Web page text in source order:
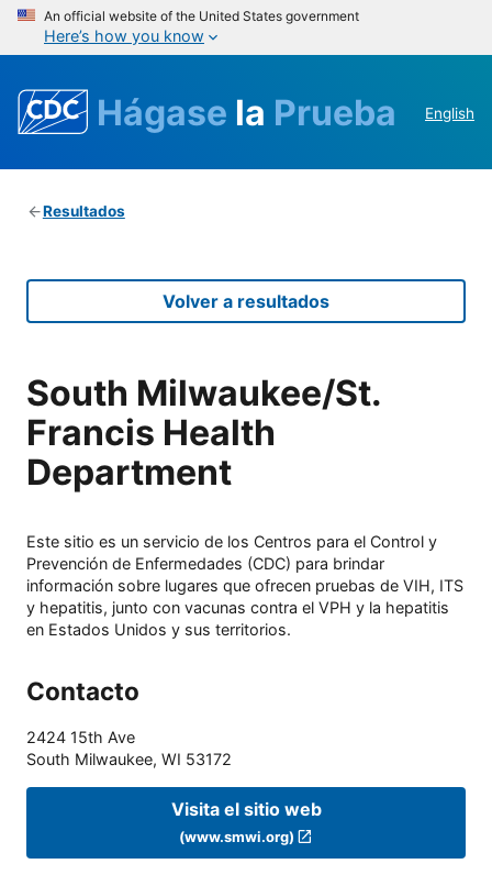
An official website of the United States government
Here’s how you know
Hágase la Prueba English
Resultados
Volver a resultados
South Milwaukee/St.
Francis Health
Department
Este sitio es un servicio de los Centros para el Control y
Prevención de Enfermedades (CDC) para brindar
información sobre lugares que ofrecen pruebas de VIH, ITS
y hepatitis, junto con vacunas contra el VPH y la hepatitis
en Estados Unidos y sus territorios.
Contacto
2424 15th Ave
South Milwaukee, WI 53172
Visita el sitio web
(www.smwi.org)